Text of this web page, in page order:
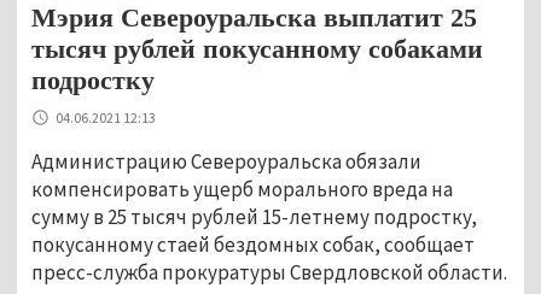
Мэрия Североуральска выплатит 25
тысяч рублей покусанному собаками
подростку
04.06.2021 12:13
Администрацию Североуральска обязали
компенсировать ущерб морального вреда на
сумму в 25 тысяч рублей 15-летнему подростку,
покусанному стаей бездомных собак, сообщает
пресс-служба прокуратуры Свердловской области.